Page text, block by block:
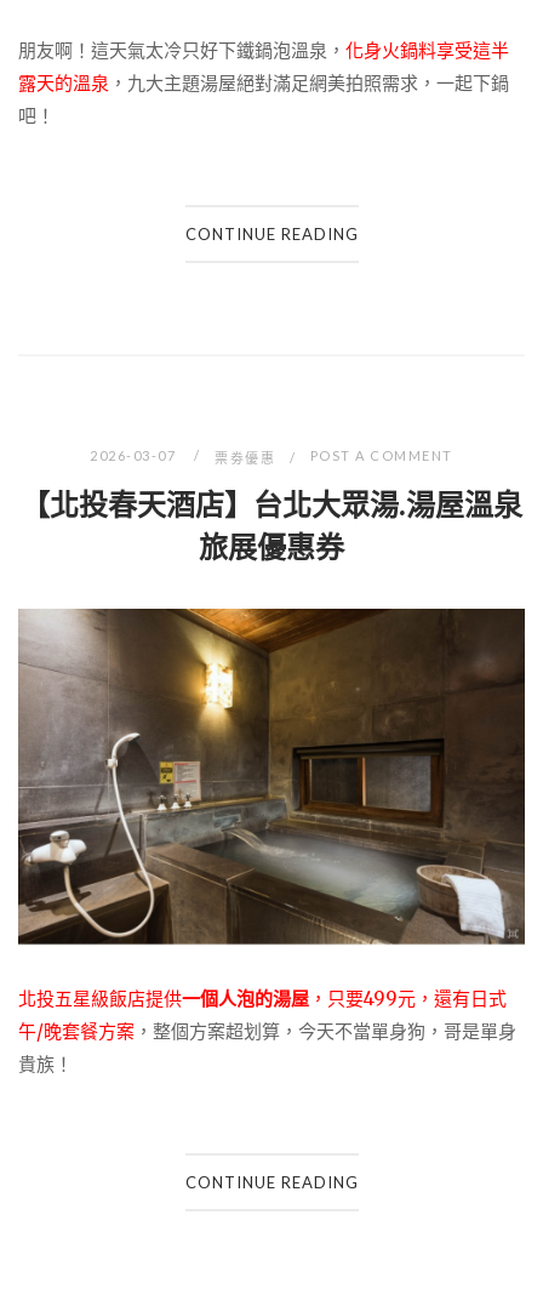
朋友啊！這天氣太冷只好下鐵鍋泡溫泉， 化身火鍋料享受這半
露天的溫泉 ，九大主題湯屋絕對滿足網美拍照需求，一起下鍋
吧！
CONTINUE READING
2026-03-07 票劵優惠 POST A COMMENT
【北投春天酒店】台北大眾湯.湯屋溫泉
旅展優惠券
北投五星級飯店提供一個人泡的湯屋 ，只要499元， 還有日式
午/晚套餐方案 ，整個方案超划算，今天不當單身狗，哥是單身
貴族！
CONTINUE READING